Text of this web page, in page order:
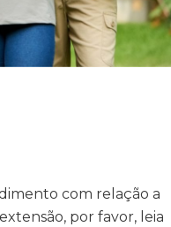
com relação a
por favor, leia